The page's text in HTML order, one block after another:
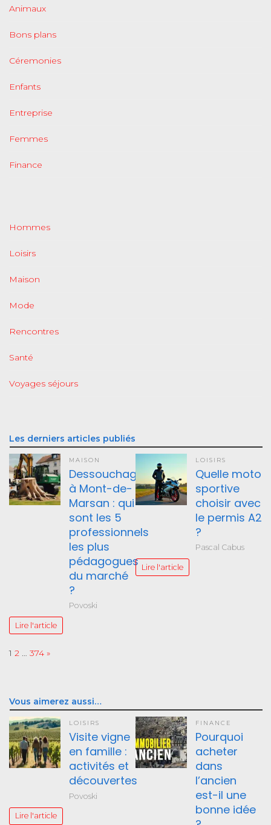
Animaux
Bons plans
Céremonies
Enfants
Entreprise
Femmes
Finance
Hommes
Loisirs
Maison
Mode
Rencontres
Santé
Voyages séjours
Les derniers articles publiés
MAISON
Dessouchage
à Mont-de-
Marsan : qui
sont les 5
professionnels
les plus
pédagogues
du marché
?
Povoski
Lire l'article
LOISIRS
Quelle moto
sportive
choisir avec
le permis A2
?
Pascal Cabus
Lire l'article
Page:
1 2 … 374 Next
»
Vous aimerez aussi…
LOISIRS
Visite vigne
en famille :
activités et
découvertes
Povoski
Lire l'article
FINANCE
Pourquoi
acheter
dans
l’ancien
est-il une
bonne idée